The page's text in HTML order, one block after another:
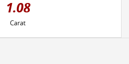
1.08
Carat